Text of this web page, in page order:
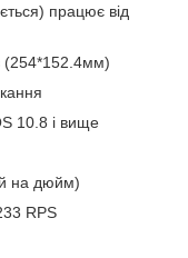
працює від
(254*152.4мм)
10.8 і вище
на дюйм)
RPS